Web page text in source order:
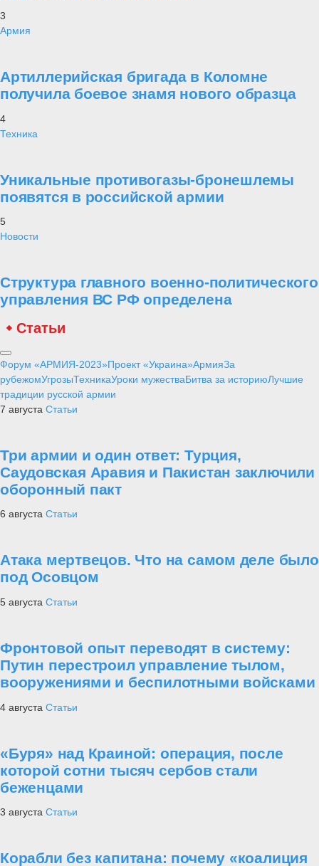
3
Армия
Артиллерийская бригада в Коломне
получила боевое знамя нового образца
4
Техника
Уникальные противогазы-бронешлемы
появятся в российской армии
5
Новости
Структура главного военно-политического
управления ВС РФ определена
Статьи
Форум «АРМИЯ-2023»Проект «Украина»АрмияЗа
рубежомУгрозыТехникаУроки мужестваБитва за историюЛучшие
традиции русской армии
7 августа Статьи
Три армии и один ответ: Турция,
Саудовская Аравия и Пакистан заключили
оборонный пакт
6 августа Статьи
Атака мертвецов. Что на самом деле было
под Осовцом
5 августа Статьи
Фронтовой опыт переводят в систему:
Путин перестроил управление тылом,
вооружениями и беспилотными войсками
4 августа Статьи
«Буря» над Краиной: операция, после
которой сотни тысяч сербов стали
беженцами
3 августа Статьи
Корабли без капитана: почему «коалиция